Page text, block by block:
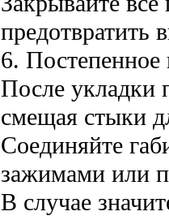
предотвратить
6. Постепенное
После укладки
смещая стыки
Соединяйте
зажимами или
В случае